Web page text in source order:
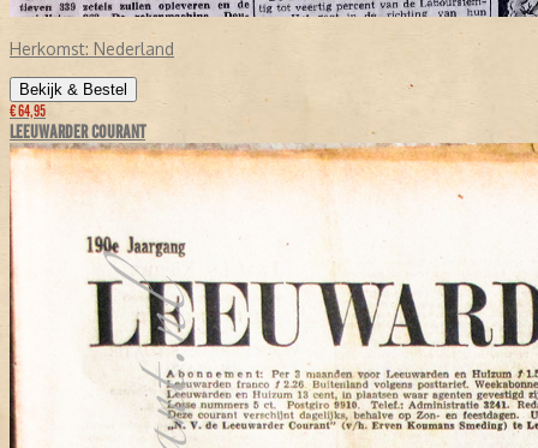
Herkomst: Nederland
Bekijk & Bestel
€ 64,95
LEEUWARDER COURANT